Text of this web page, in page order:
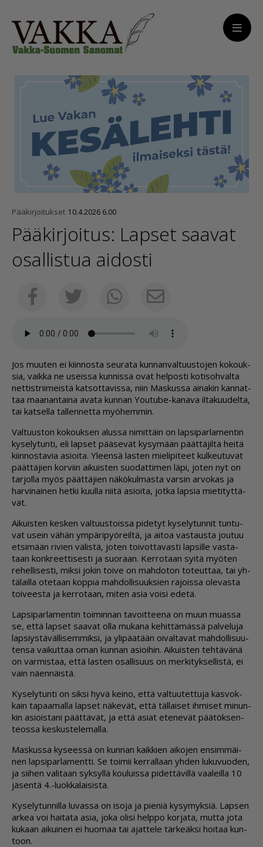
Pääkirjoitukset 10.4.2026 6.00
Pääkirjoitus: Lapset saavat
osallistua aidosti
FacebookTwitterWhatsappSähköposti
Jos muu­ten ei kiin­nos­ta seu­ra­ta kun­nan­val­tuus­to­jen ko­kouk­
sia, vaik­ka ne useis­sa kun­nis­sa ovat hel­pos­ti ko­ti­soh­val­ta
net­tist­rii­meis­tä kat­sot­ta­vis­sa, niin Mas­kus­sa ai­na­kin kan­nat­
taa maa­nan­tai­na ava­ta kun­nan Yo­u­tu­be-ka­na­va il­ta­kuu­del­ta,
tai kat­sel­la tal­len­net­ta myö­hem­min.
Val­tuus­ton ko­kouk­sen alus­sa ni­mit­täin on lap­si­par­la­men­tin
ky­se­ly­tun­ti, eli lap­set pää­se­vät ky­sy­mään päät­tä­jil­tä hei­tä
kiin­nos­ta­via asi­oi­ta. Yleen­sä las­ten mie­li­pi­teet kul­keu­tu­vat
päät­tä­jien kor­viin ai­kuis­ten suo­dat­ti­men läpi, jo­ten nyt on
tar­jol­la myös päät­tä­jien nä­kö­kul­mas­ta var­sin ar­vo­kas ja
har­vi­nai­nen het­ki kuul­la nii­tä asi­oi­ta, jot­ka lap­sia mie­ti­tyt­tä­
vät.
Ai­kuis­ten kes­ken val­tuus­tois­sa pi­de­tyt ky­se­ly­tun­nit tun­tu­
vat usein vä­hän ym­pä­ri­pyö­reil­tä, ja ai­toa vas­taus­ta jou­tuu
et­si­mään ri­vien vä­lis­tä, jo­ten toi­vot­ta­vas­ti lap­sil­le vas­ta­
taan konk­reet­ti­ses­ti ja suo­raan. Ker­ro­taan syi­tä myö­ten
re­hel­li­ses­ti, mik­si jo­kin toi­ve on mah­do­ton to­teut­taa, tai yh­
tä­lail­la ote­taan kop­pia mah­dol­li­suuk­sien ra­jois­sa ole­vas­ta
toi­vees­ta ja ker­ro­taan, mi­ten asia voi­si ede­tä.
Lap­si­par­la­men­tin toi­min­nan ta­voit­tee­na on muun mu­as­sa
se, et­tä lap­set saa­vat ol­la mu­ka­na ke­hit­tä­mäs­sä pal­ve­lu­ja
lap­siys­tä­väl­li­sem­mik­si, ja yli­pää­tään oi­val­ta­vat mah­dol­li­suu­
ten­sa vai­kut­taa oman kun­nan asi­oi­hin. Ai­kuis­ten teh­tä­vä­nä
on var­mis­taa, et­tä las­ten osal­li­suus on mer­ki­tyk­sel­lis­tä, ei
vain nä­en­näis­tä.
Ky­se­ly­tun­ti on sik­si hyvä kei­no, et­tä val­tuu­tet­tu­ja kas­vok­
kain ta­paa­mal­la lap­set nä­ke­vät, et­tä täl­lai­set ih­mi­set mi­nun­
kin asi­ois­ta­ni päät­tä­vät, ja et­tä asi­at ete­ne­vät pää­tök­sen­
te­os­sa kes­kus­te­le­mal­la.
Mas­kus­sa ky­sees­sä on kun­nan kaik­kien ai­ko­jen en­sim­mäi­
nen lap­si­par­la­ment­ti. Se toi­mii ker­ral­laan yh­den lu­ku­vuo­den,
ja sii­hen va­li­taan syk­syl­lä kou­luis­sa pi­det­tä­vil­lä vaa­leil­la 10
jä­sen­tä 4.-luok­ka­lai­sis­ta.
Ky­se­ly­tun­nil­la lu­vas­sa on iso­ja ja pie­niä ky­sy­myk­siä. Lap­sen
ar­kea voi hai­ta­ta asia, joka oli­si help­po kor­ja­ta, mut­ta jota
ku­kaan ai­kui­nen ei huo­maa tai ajat­te­le tär­ke­äk­si hoi­taa kun­
toon.